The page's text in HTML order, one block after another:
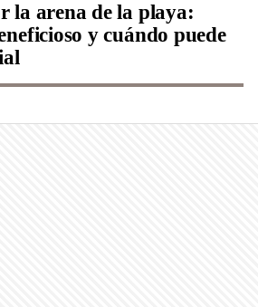
la arena de la playa:
y cuándo puede